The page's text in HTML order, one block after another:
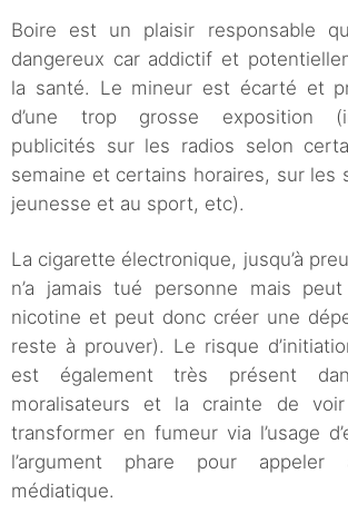
Boire est un plaisir responsable
dangereux car addictif et
la santé. Le mineur est écarté et
d’une trop grosse exposition
publicités sur les radios selon
semaine et certains horaires, sur les
jeunesse et au sport, etc).
La cigarette électronique, jusqu’à
n’a jamais tué personne mais
nicotine et peut donc créer une
reste à prouver). Le risque
est également très présent
moralisateurs et la crainte de
transformer en fumeur via l’usage
l’argument phare pour
médiatique.